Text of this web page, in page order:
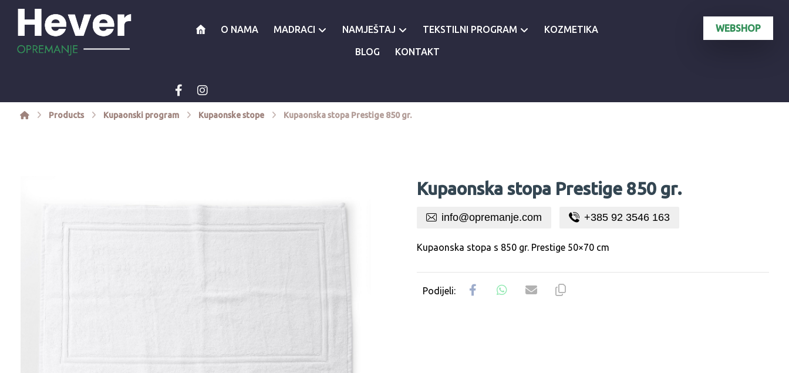
O NAMA MADRACI NAMJEŠTAJ TEKSTILNI PROGRAM KOZMETIKA
BLOG KONTAKT
WEBSHOP
Products Kupaonski program Kupaonske stope Kupaonska stopa Prestige 850 gr.
Kupaonska stopa Prestige 850 gr.
info@opremanje.com +385 92 3546 163
Kupaonska stopa s 850 gr. Prestige 50×70 cm